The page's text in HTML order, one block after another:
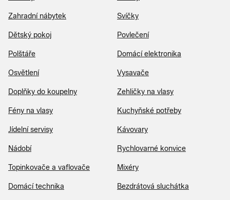
Zahradní nábytek Svíčky
Dětský pokoj Povlečení
Polštáře Domácí elektronika
Osvětlení Vysavače
Doplňky do koupelny Zehličky na vlasy
Fény na vlasy Kuchyňské potřeby
Jídelní servisy Kávovary
Nádobí Rychlovarné konvice
Topinkovače a vaflovače Mixéry
Domácí technika Bezdrátová sluchátka